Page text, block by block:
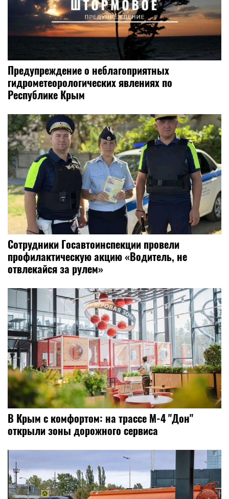
Предупреждение о неблагоприятных
гидрометеорологических явлениях по
Республике Крым
Сотрудники Госавтоинспекции провели
профилактическую акцию «Водитель, не
отвлекайся за рулем»
В Крым с комфортом: на трассе М-4 "Дон"
открыли зоны дорожного сервиса